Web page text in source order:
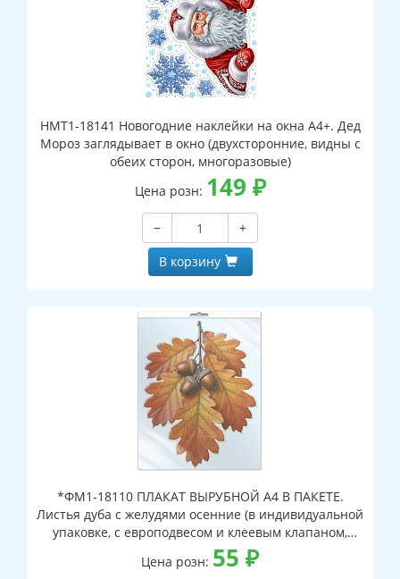
НМТ1-18141 Новогодние наклейки на окна А4+. Дед
Мороз заглядывает в окно (двухсторонние, видны с
обеих сторон, многоразовые)
Цена розн: 149 ₽
−
+
В корзину
*ФМ1-18110 ПЛАКАТ ВЫРУБНОЙ А4 В ПАКЕТЕ.
Листья дуба с желудями осенние (в индивидуальной
упаковке, с европодвесом и клеевым клапаном,
двухсторонний, ВД-лак)
Цена розн: 55 ₽